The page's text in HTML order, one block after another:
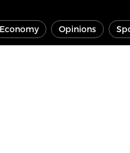
Economy Opinions